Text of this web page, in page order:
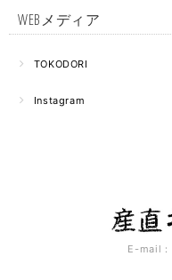
WEBメディア
TOKODORI
Instagram
E-mail：